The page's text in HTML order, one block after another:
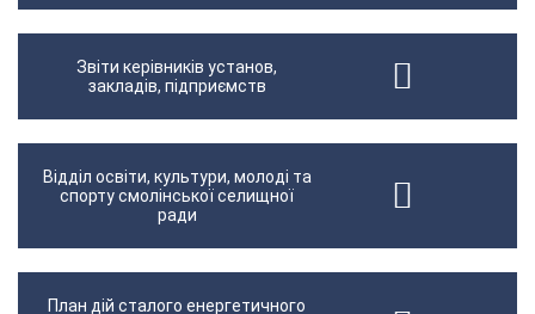
Звіти керівників установ,
закладів, підприємств
Відділ освіти, культури, молоді та
спорту смолінської селищної
ради
План дій сталого енергетичного